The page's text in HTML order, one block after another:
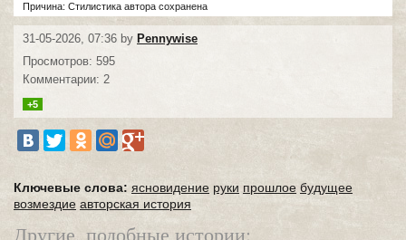
Причина: Стилистика автора сохранена
31-05-2026, 07:36 by Pennywise
Просмотров: 595
Комментарии: 2
+5
Ключевые слова: ясновидение руки прошлое будущее
возмездие авторская история
Другие, подобные истории: